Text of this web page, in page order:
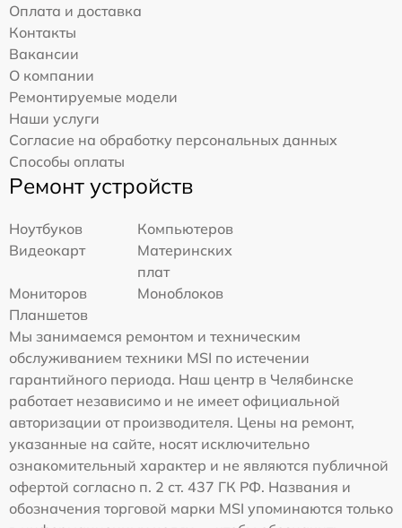
Оплата и доставка
Контакты
Вакансии
О компании
Ремонтируемые модели
Наши услуги
Согласие на обработку персональных данных
Способы оплаты
Ремонт устройств
Ноутбуков
Компьютеров
Видеокарт
Материнских
плат
Мониторов
Моноблоков
Планшетов
Мы занимаемся ремонтом и техническим
обслуживанием техники MSI по истечении
гарантийного периода. Наш центр в Челябинске
работает независимо и не имеет официальной
авторизации от производителя. Цены на ремонт,
указанные на сайте, носят исключительно
ознакомительный характер и не являются публичной
офертой согласно п. 2 ст. 437 ГК РФ. Названия и
обозначения торговой марки MSI упоминаются только